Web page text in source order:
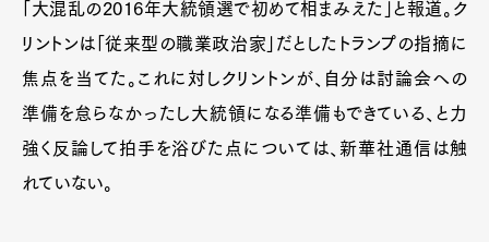
「大混乱の2016年大統領選で初めて相まみえた」と報道。ク
リントンは「従来型の職業政治家」だとしたトランプの指摘に
焦点を当てた。これに対しクリントンが、自分は討論会への
準備を怠らなかったし大統領になる準備もできている、と力
強く反論して拍手を浴びた点については、新華社通信は触
れていない。